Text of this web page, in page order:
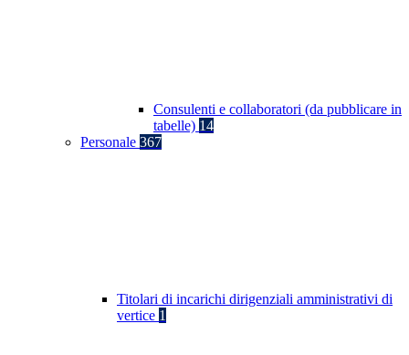
Consulenti e collaboratori (da pubblicare in
tabelle) 14
Personale 367
Titolari di incarichi dirigenziali amministrativi di
vertice 1